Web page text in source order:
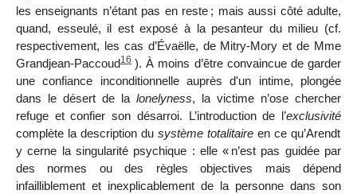
les enseignants n’étant pas en reste ; mais aussi côté adulte,
quand, esseulé, il est exposé à la pesanteur du milieu (cf.
respectivement, les cas d’Évaëlle, de Mitry-Mory et de Mme
Grandjean-Paccoud16 ). À moins d’être convaincue de garder
une confiance inconditionnelle auprès d'un intime, plongée
dans le désert de la lonelyness, la victime n’ose chercher
refuge et confier son désarroi. L’introduction de l’exclusivité
complète la description du système totalitaire en ce qu’Arendt
y cerne la singularité psychique : elle « n’est pas guidée par
des normes ou des règles objectives mais dépend
infailliblement et inexplicablement de la personne dans son